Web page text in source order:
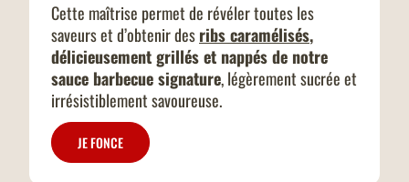
Cette maîtrise permet de révéler toutes les
saveurs et d’obtenir desribs caramélisés,
délicieusement grillés et nappés de notre
sauce barbecue signature, légèrement sucrée et
irrésistiblement savoureuse.
JE FONCE